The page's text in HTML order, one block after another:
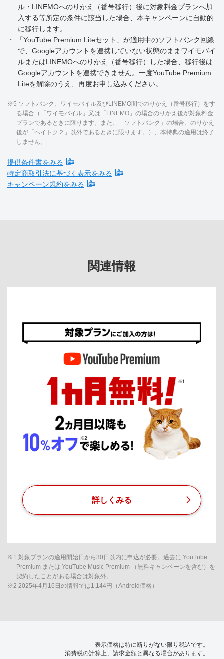
ル・LINEMOへのりかえ（番号移行）後に対象料金プランへ加
入する等所定の条件に該当した場合、本キャンペーンに自動的
に移行します。
・ 「YouTube Premium Liteセット」が適用中のソフトバンク回線
で、Googleアカウントを連携していない状態のままワイモバイ
ルまたはLINEMOへのりかえ（番号移行）した場合、移行後は
Googleアカウントを連携できません。一度YouTube Premium
Liteを解除のうえ、再度お申し込みください。
※5 ソフトバンク、ワイモバイル及びLINEMO間でのりかえ（番号移行）をす
る場合（「ワイモバイル」又は「LINEMO」の場合のりかえ後が対象料金
プランであるときに限ります。また、「ソフトバンク」の場合、のりかえ
後が「ペイトク２」以外であるときに限ります。）、本特典の適用は終了
しません。
提供条件書をみる
特定商取引法に基づく表示をみる
キャンペーン規約をみる
関連情報
詳しくみる
※1 対象プランの適用開始日から30日以内に申込が必要。過去に YouTube
Premium または YouTube Music Premium （無料キャンペーンを含む）を
契約したことがある場合は対象外。
※2 2025年4月16日の情報では1,144円（Android価格）
表示価格は特に断りがない限り税込です。
消費税の計算上、請求金額と異なる場合があります。